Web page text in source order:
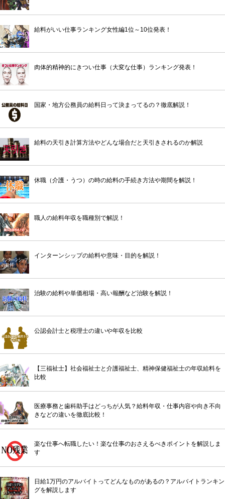
給料がいい仕事ランキング女性編1位～10位発表！
肉体的精神的にきつい仕事（大変な仕事）ランキング発表！
国家・地方公務員の給料日って決まってるの？徹底解説！
給料の天引き計算方法やどんな場合だと天引きされるのか解説
休職（介護・うつ）の時の給料の手続き方法や期間を解説！
職人の給料年収を職種別で解説！
インターンシップの給料や意味・目的を解説！
治験の給料や単価相場・高い報酬など治験を解説！
公認会計士と税理士の違いや年収を比較
【三福祉士】社会福祉士と介護福祉士、精神保健福祉士の年収給料を
比較
医療事務と歯科助手はどっちが人気？給料年収・仕事内容や向き不向
きなどの違いを徹底比較！
楽な仕事へ転職したい！楽な仕事のおさえるべきポイントを解説しま
す
日給1万円のアルバイトってどんなものがあるの？アルバイトランキン
グを解説します